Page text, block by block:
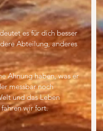
es für dich besser
Abteilung, anderes
Ahnung haben, was er
messbar noch
und das Leben
wir fort.